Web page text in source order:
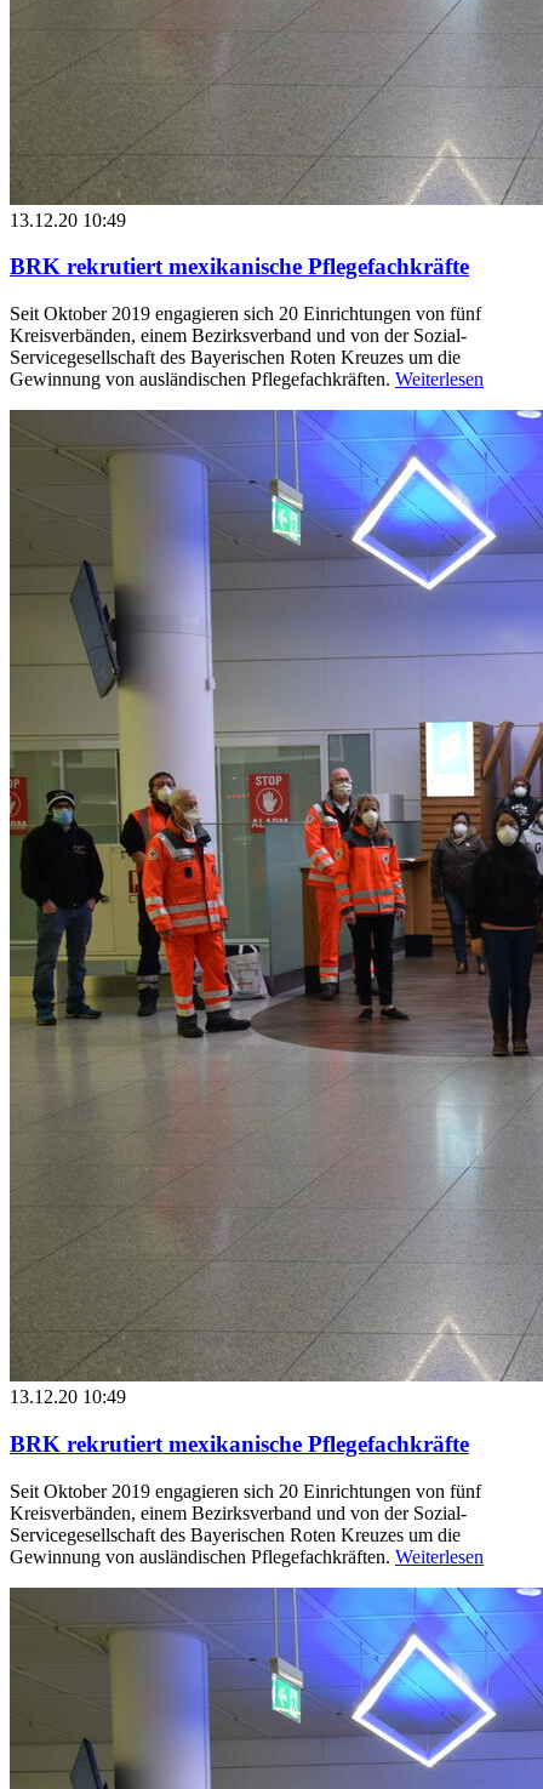
13.12.20 10:49
BRK rekrutiert mexikanische Pflegefachkräfte
Seit Oktober 2019 engagieren sich 20 Einrichtungen von fünf
Kreisverbänden, einem Bezirksverband und von der Sozial-
Servicegesellschaft des Bayerischen Roten Kreuzes um die
Gewinnung von ausländischen Pflegefachkräften. Weiterlesen
13.12.20 10:49
BRK rekrutiert mexikanische Pflegefachkräfte
Seit Oktober 2019 engagieren sich 20 Einrichtungen von fünf
Kreisverbänden, einem Bezirksverband und von der Sozial-
Servicegesellschaft des Bayerischen Roten Kreuzes um die
Gewinnung von ausländischen Pflegefachkräften. Weiterlesen